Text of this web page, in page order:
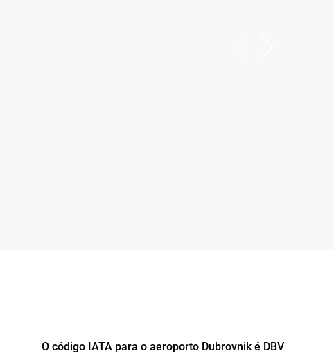
O código IATA para o aeroporto Dubrovnik é DBV